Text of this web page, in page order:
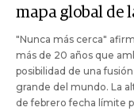
mapa global de
"Nunca más cerca"
más de 20 años que
posibilidad de una
grande del mundo. La
de febrero fecha límite